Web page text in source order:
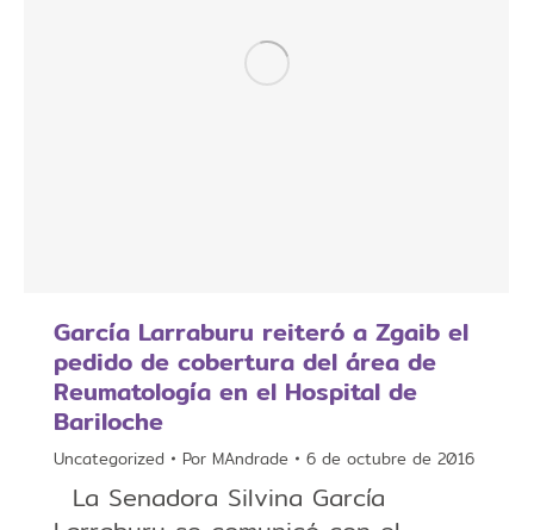
García Larraburu reiteró a Zgaib el
pedido de cobertura del área de
Reumatología en el Hospital de
Bariloche
Uncategorized Por MAndrade 6 de octubre de 2016
La Senadora Silvina García